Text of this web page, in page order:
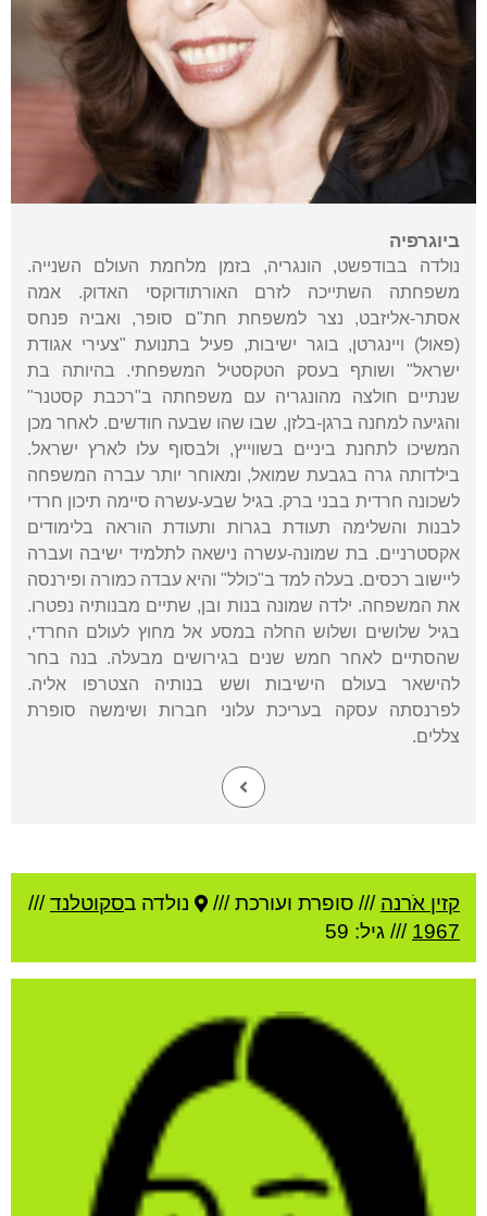
ביוגרפיה
נולדה בבודפשט, הונגריה, בזמן מלחמת העולם השנייה.
משפחתה השתייכה לזרם האורתודוקסי האדוק. אמה
אסתר-אליזבט, נצר למשפחת חת"ם סופר, ואביה פנחס
(פאול) ויינגרטן, בוגר ישיבות, פעיל בתנועת "צעירי אגודת
ישראל" ושותף בעסק הטקסטיל המשפחתי. בהיותה בת
שנתיים חולצה מהונגריה עם משפחתה ב"רכבת קסטנר"
והגיעה למחנה ברגן-בלזן, שבו שהו שבעה חודשים. לאחר מכן
המשיכו לתחנת ביניים בשווייץ, ולבסוף עלו לארץ ישראל.
בילדותה גרה בגבעת שמואל, ומאוחר יותר עברה המשפחה
לשכונה חרדית בבני ברק. בגיל שבע-עשרה סיימה תיכון חרדי
לבנות והשלימה תעודת בגרות ותעודת הוראה בלימודים
אקסטרניים. בת שמונה-עשרה נישאה לתלמיד ישיבה ועברה
ליישוב רכסים. בעלה למד ב"כולל" והיא עבדה כמורה ופירנסה
את המשפחה. ילדה שמונה בנות ובן, שתיים מבנותיה נפטרו.
בגיל שלושים ושלוש החלה במסע אל מחוץ לעולם החרדי,
שהסתיים לאחר חמש שנים בגירושים מבעלה. בנה בחר
להישאר בעולם הישיבות ושש בנותיה הצטרפו אליה.
לפרנסתה עסקה בעריכת עלוני חברות ושימשה סופרת
צללים.
קזין אֹרנה /// סופרת ועורכת /// נולדה בסקוטלנד///
1967 /// גיל: 59